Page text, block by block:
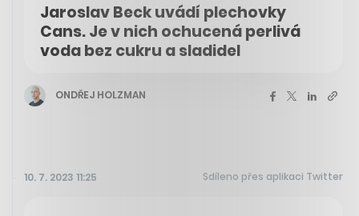
Jaroslav Beck uvádí plechovky
Cans. Je v nich ochucená perlivá
voda bez cukru a sladidel
ONDŘEJ HOLZMAN
10. 7. 2023 11:25 Sdíleno přes aplikaci Twitter